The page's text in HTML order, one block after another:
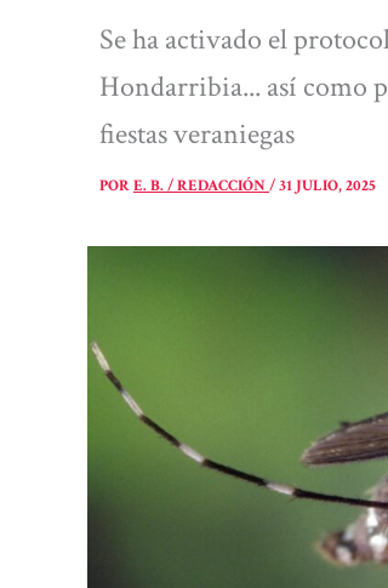
Se ha activado el
Hondarribia... así como
fiestas veraniegas
PORE. B. / REDACCIÓN/31 JULIO, 2025